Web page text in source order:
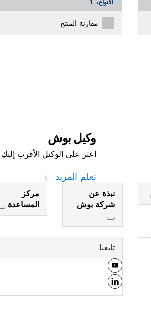
الأنواع: 1
مقارنة المنتج
وكيل بوش
اعثر على الوكيل الأقرب إليك
تعلم المزيد
نبذة عن
شركة بوش
مركز
المساعدة
تابعنا